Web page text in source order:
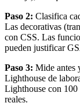
Paso 2: Clasifica
Las decorativas
con CSS. Las
pueden justificar
Paso 3: Mide antes
Lighthouse de
Lighthouse con 100
reales.